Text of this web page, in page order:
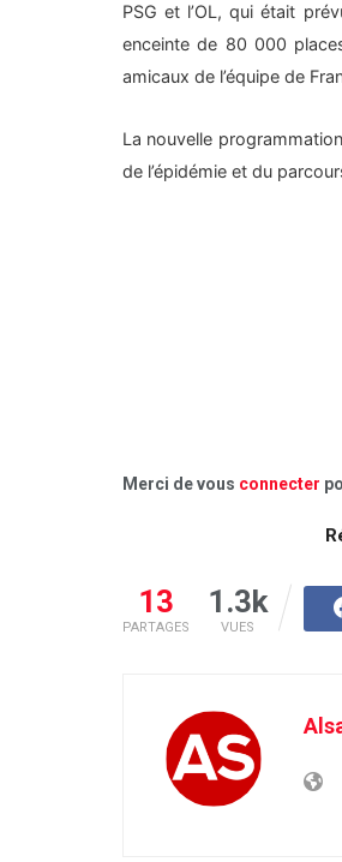
PSG et l’OL, qui était
enceinte de 80 000
amicaux de l’équipe de
La nouvelle
de l’épidémie et du
Merci de vous connecter
13
PARTAGES
1.3k
VUES